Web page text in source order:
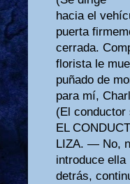
hacia el
puerta
cerrada.
florista le
puñado de
para mí,
(El conductor
EL
LIZA. — No,
introduce ella
detrás,